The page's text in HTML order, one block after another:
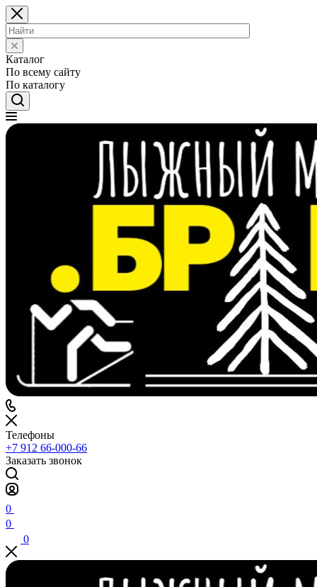
Каталог
По всему сайту
По каталогу
Телефоны
+7 912 66-000-66
Заказать звонок
0
0
0